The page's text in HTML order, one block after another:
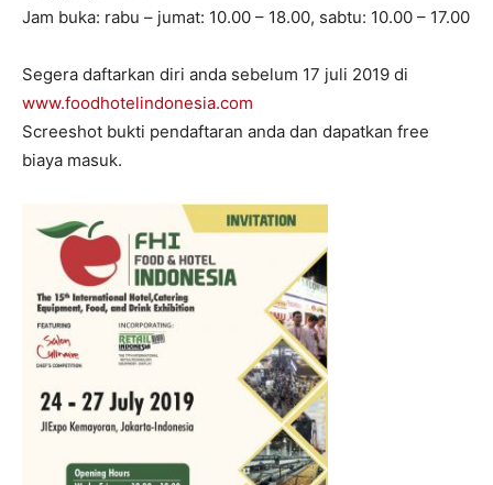
Jam buka: rabu – jumat: 10.00 – 18.00, sabtu: 10.00 – 17.00
Segera daftarkan diri anda sebelum 17 juli 2019 di
www.foodhotelindonesia.com
Screeshot bukti pendaftaran anda dan dapatkan free
biaya masuk.